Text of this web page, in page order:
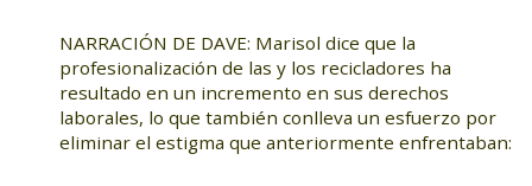
NARRACIÓN DE DAVE: Marisol dice que la
profesionalización de las y los recicladores ha
resultado en un incremento en sus derechos
laborales, lo que también conlleva un esfuerzo por
eliminar el estigma que anteriormente enfrentaban: